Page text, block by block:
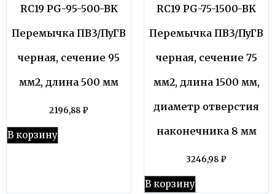
RC19 PG-95-500-BK
Перемычка ПВ3/ПуГВ
черная, сечение 95
мм2, длина 500 мм
2196,88 ₽
В корзину
RC19 PG-75-1500-BK
Перемычка ПВ3/ПуГВ
черная, сечение 75
мм2, длина 1500 мм,
диаметр отверстия
наконечника 8 мм
3246,98 ₽
В корзину